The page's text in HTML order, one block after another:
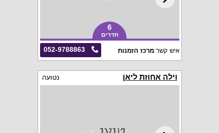
6
חדרים
052-9788863 איש קשר:מרכז הזמנות
וילה אחוזת ליאן נטועה